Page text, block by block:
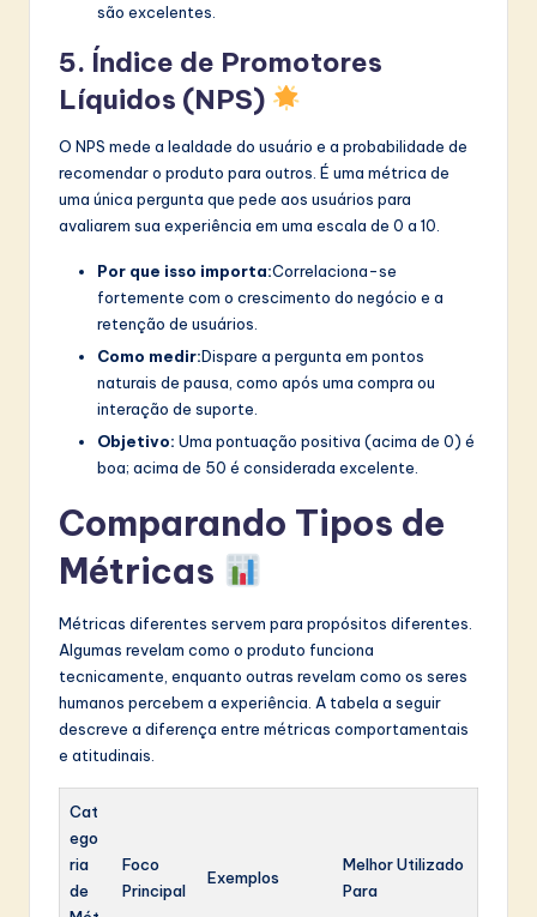
são excelentes.
5. Índice de Promotores
Líquidos (NPS)
O NPS mede a lealdade do usuário e a probabilidade de
recomendar o produto para outros. É uma métrica de
uma única pergunta que pede aos usuários para
avaliarem sua experiência em uma escala de 0 a 10.
Por que isso importa:Correlaciona-se
fortemente com o crescimento do negócio e a
retenção de usuários.
Como medir:Dispare a pergunta em pontos
naturais de pausa, como após uma compra ou
interação de suporte.
Objetivo: Uma pontuação positiva (acima de 0) é
boa; acima de 50 é considerada excelente.
Comparando Tipos de
Métricas
Métricas diferentes servem para propósitos diferentes.
Algumas revelam como o produto funciona
tecnicamente, enquanto outras revelam como os seres
humanos percebem a experiência. A tabela a seguir
descreve a diferença entre métricas comportamentais
e atitudinais.
Cat
ego
ria
de
Foco
Principal
Exemplos
Melhor Utilizado
Para